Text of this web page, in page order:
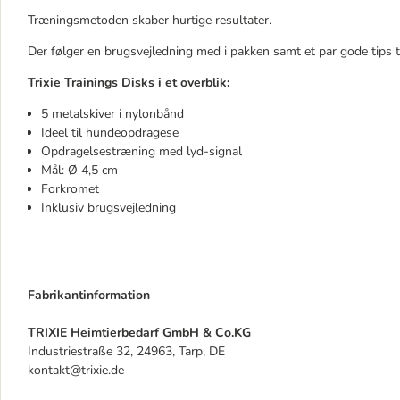
Træningsmetoden skaber hurtige resultater.
Der følger en brugsvejledning med i pakken samt et par gode tips
Trixie Trainings Disks i et overblik:
5 metalskiver i nylonbånd
Ideel til hundeopdragese
Opdragelsestræning med lyd-signal
Mål: Ø 4,5 cm
Forkromet
Inklusiv brugsvejledning
Fabrikantinformation
TRIXIE Heimtierbedarf GmbH & Co.KG
Industriestraße 32, 24963, Tarp, DE
kontakt@trixie.de